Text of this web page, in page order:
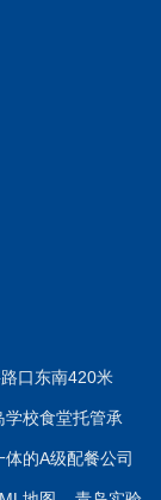
口东南420米
校食堂托管承
的A级配餐公司